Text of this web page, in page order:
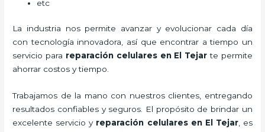
etc
La industria nos permite avanzar y evolucionar cada día
con tecnología innovadora, así que encontrar a tiempo un
servicio para reparación celulares en El Tejar te permite
ahorrar costos y tiempo.
Trabajamos de la mano con nuestros clientes, entregando
resultados confiables y seguros. El propósito de brindar un
excelente servicio y reparación celularesen El Tejar, es